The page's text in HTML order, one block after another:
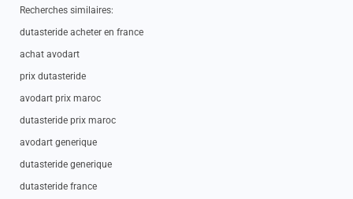
Recherches similaires:
dutasteride acheter en france
achat avodart
prix dutasteride
avodart prix maroc
dutasteride prix maroc
avodart generique
dutasteride generique
dutasteride france